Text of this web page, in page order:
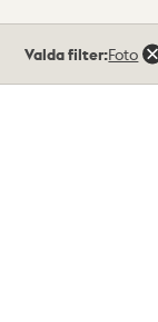
träffar
Valda filter:Foto